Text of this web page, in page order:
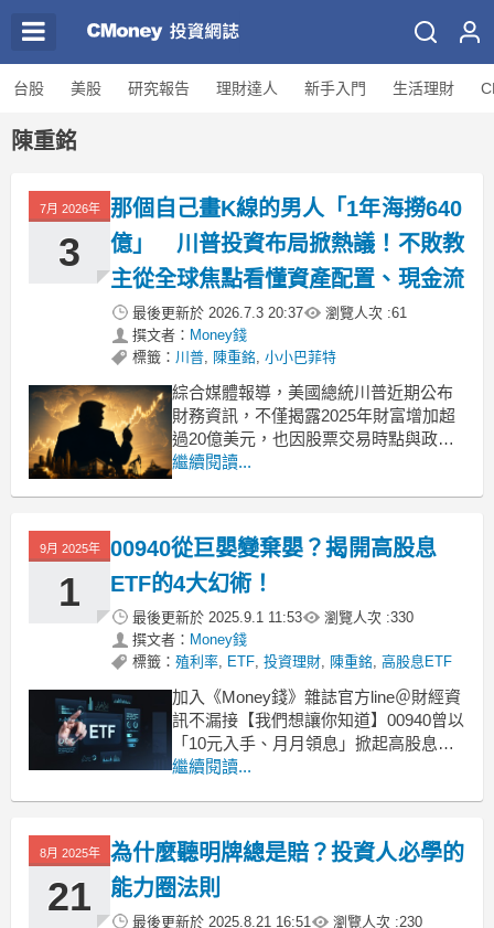
台股 美股 研究報告 理財達人 新手入門 生活理財
陳重銘
7月 2026年
3
那個自己畫K線的男人「1年海撈640
億」 川普投資布局掀熱議！不敗教
主從全球焦點看懂資產配置、現金流
最後更新於 2026.7.3 20:37 瀏覽人次 :61
撰文者： Money錢
標籤： 川普, 陳重銘, 小小巴菲特
綜合媒體報導，美國總統川普近期公布
財務資訊，不僅揭露2025年財富增加超
過20億美元，也因股票交易時點與政策
宣布時間接近，引發外界質疑是否涉及
管理，未直接參與投資決策。整起事件
除了再度掀起市場對投資倫理的討論，
也讓「資產如何創造財富
繼續閱讀...
9月 2025年
1
00940從巨嬰變棄嬰？揭開高股息
ETF的4大幻術！
最後更新於 2025.9.1 11:53 瀏覽人次 :330
撰文者： Money錢
標籤： 殖利率, ETF, 投資理財, 陳重銘, 高股息ETF
加入《Money錢》雜誌官方line＠財經資
訊不漏接【我們想讓你知道】00940曾以
「10元入手、月月領息」掀起高股息
ETF熱潮，卻在上市後跌破發行價，被
別被華麗數字迷惑。 撰文：陳重銘 在台
灣高股息ETF的發行史中，元大台灣價
值
繼續閱讀...
8月 2025年
21
為什麼聽明牌總是賠？投資人必學的
能力圈法則
最後更新於 2025.8.21 16:51 瀏覽人次 :230